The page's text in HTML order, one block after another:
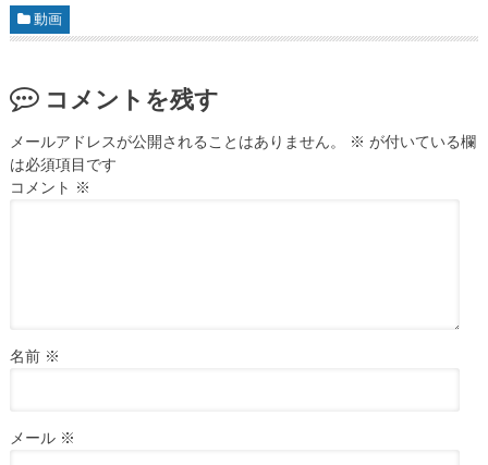
動画
コメントを残す
メールアドレスが公開されることはありません。 ※ が付いている欄
は必須項目です
コメント ※
名前 ※
メール ※